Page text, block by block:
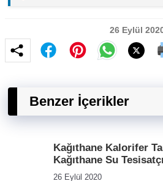
26 Eylül
Benzer İçerikler
Kağıthane Kalorifer
Kağıthane Su
26 Eylül 2020